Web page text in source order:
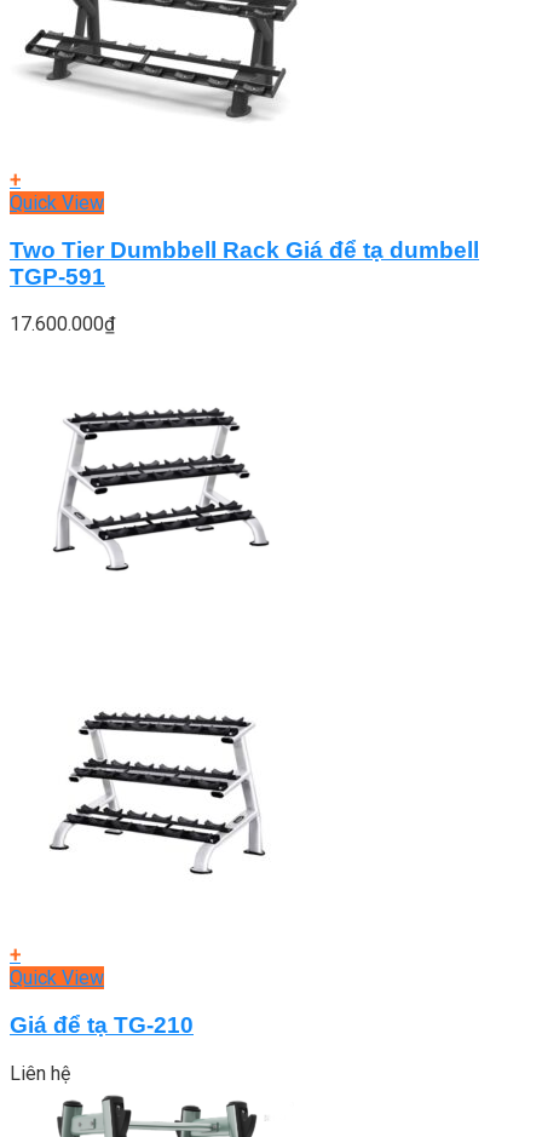
+
Quick View
Two Tier Dumbbell Rack Giá để tạ dumbell
TGP-591
17.600.000₫
+
Quick View
Giá để tạ TG-210
Liên hệ